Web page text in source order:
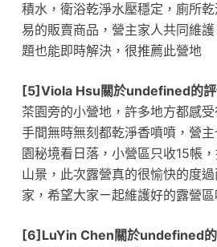
積水，衛浴乾淨水壓穩定，廁所
易的販賣商品，營主家人共同維
題也能即時解決，很推薦此營地
[5]Viola Hsu關於undefined的評
茶園旁的小營地，許多地方都感
手間無時無刻都乾淨香噴噴，營
園秘境看日落，小營區只收15帳
山景，此次露營真的很愉快的度
家，希望大家ㄧ起維護好的露營
[6]LuYin Chen關於undefined的